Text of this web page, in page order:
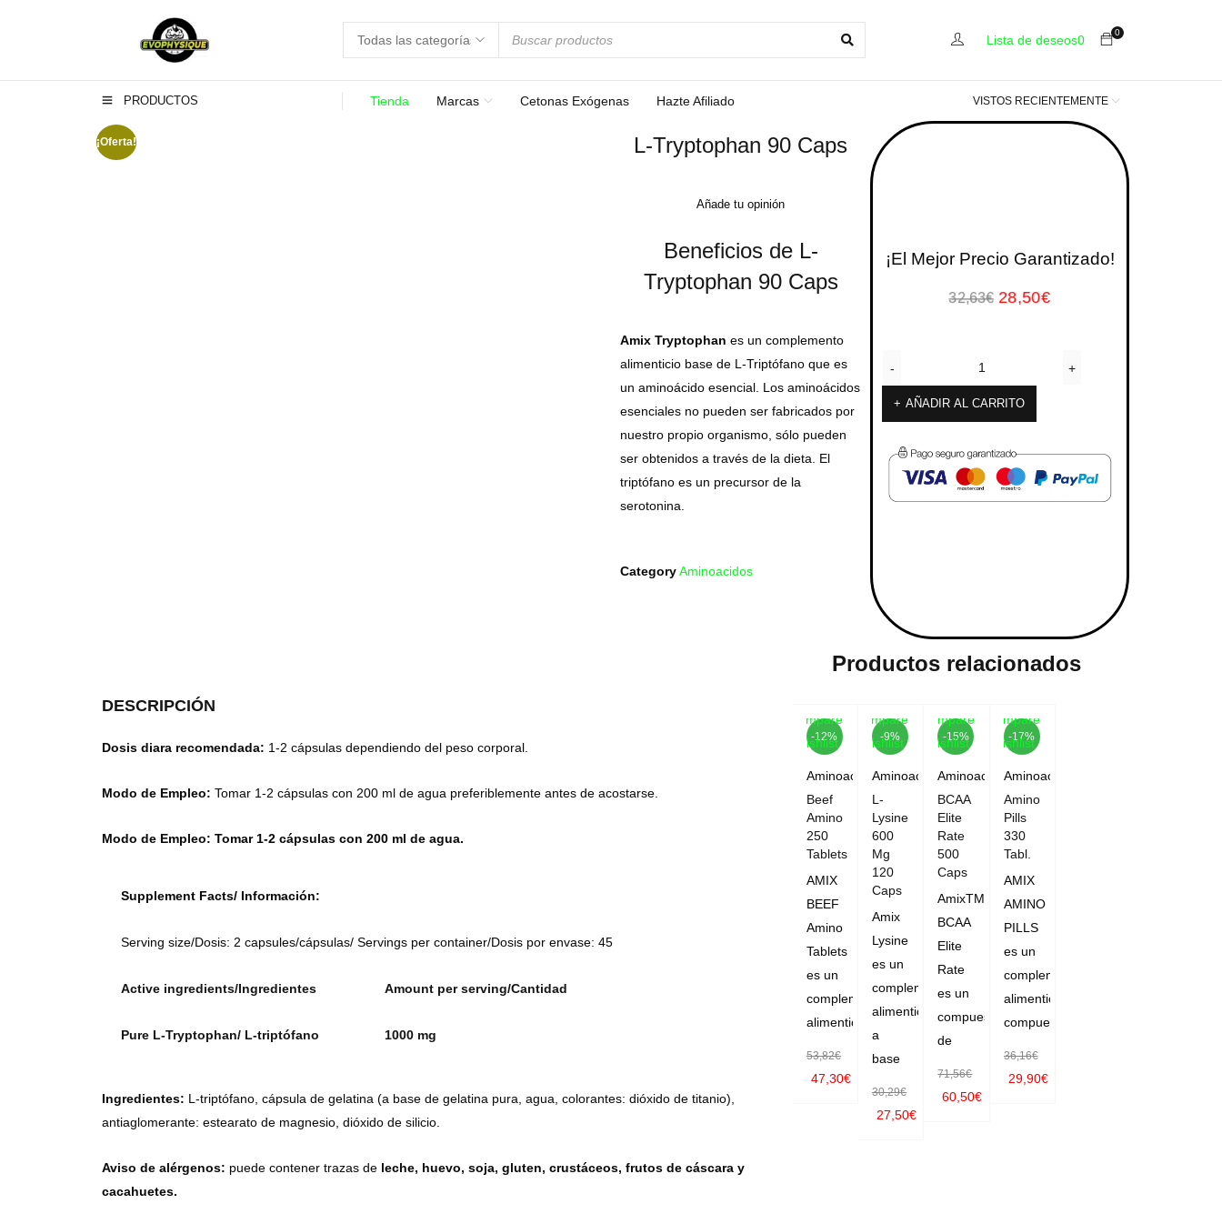
0
Lista de deseos0
PRODUCTOS Tienda Marcas Cetonas Exógenas Hazte Afiliado VISTOS RECIENTEMENTE
¡Oferta! L-Tryptophan 90 Caps
Añade tu opinión
Beneficios de L-
Tryptophan 90 Caps
Amix Tryptophan es un complemento
alimenticio base de L-Triptófano que es
un aminoácido esencial. Los aminoácidos
esenciales no pueden ser fabricados por
nuestro propio organismo, sólo pueden
ser obtenidos a través de la dieta. El
triptófano es un precursor de la
serotonina.
CategoryAminoacidos
¡El Mejor Precio Garantizado!
32,63€ 28,50€
AÑADIR AL CARRITO
DESCRIPCIÓN
Dosis diara recomendada: 1-2 cápsulas dependiendo del peso corporal.
Modo de Empleo: Tomar 1-2 cápsulas con 200 ml de agua preferiblemente antes de acostarse.
Modo de Empleo: Tomar 1-2 cápsulas con 200 ml de agua.
Supplement Facts/ Información:
Serving size/Dosis: 2 capsules/cápsulas/ Servings per container/Dosis por envase: 45
Active ingredients/Ingredientes Amount per serving/Cantidad
Pure L-Tryptophan/ L-triptófano 1000 mg
Ingredientes: L-triptófano, cápsula de gelatina (a base de gelatina pura, agua, colorantes: dióxido de titanio),
antiaglomerante: estearato de magnesio, dióxido de silicio.
Aviso de alérgenos: puede contener trazas de leche, huevo, soja, gluten, crustáceos, frutos de cáscara y
cacahuetes.
Productos relacionados
-12%
Compare
Wishlist
Aminoacidos
Beef
Amino
250
Tablets
AMIX
BEEF
Amino
Tablets
es un
complemento
alimenticio
53,82€
47,30€
-9%
Compare
Wishlist
Aminoacidos
L-
Lysine
600
Mg
120
Caps
Amix
Lysine
es un
complemento
alimenticio
a
base
30,29€
27,50€
-15%
Compare
Wishlist
Aminoacidos
BCAA
Elite
Rate
500
Caps
AmixTM
BCAA
Elite
Rate
es un
compuesto
de
71,56€
60,50€
-17%
Compare
Wishlist
Aminoacidos
Amino
Pills
330
Tabl.
AMIX
AMINO
PILLS
es un
complemento
alimenticio
compuesto
36,16€
29,90€